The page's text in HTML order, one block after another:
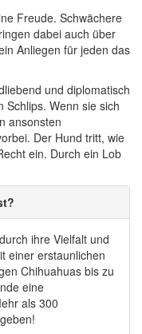
Freude. Schwächere
dabei auch über
Anliegen für jeden das
und diplomatisch
Schlips. Wenn sie sich
ansonsten
Der Hund tritt, wie
ein. Durch ein Lob
ihre Vielfalt und
einer erstaunlichen
Chihuahuas bis zu
eine
als 300